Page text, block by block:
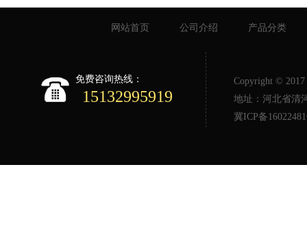
网站首页 公司介绍 产品分类
免费咨询热线：
15132995919
Copyright ©
地址：河北省清
冀ICP备